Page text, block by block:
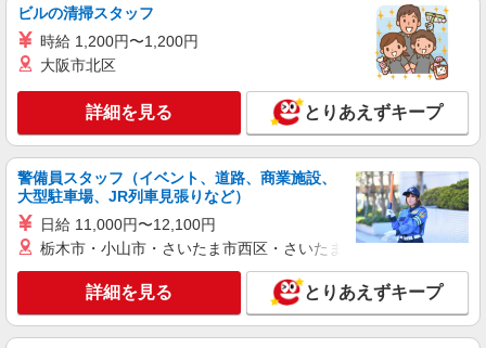
ビルの清掃スタッフ
時給 1,200円〜1,200円
大阪市北区
詳細を見る とりあえずキープ
警備員スタッフ（イベント、道路、商業施設、
大型駐車場、JR列車見張りなど）
日給 11,000円〜12,100円
栃木市・小山市・さいたま市西区・さいたま市岩槻区・久喜市・
詳細を見る とりあえずキープ